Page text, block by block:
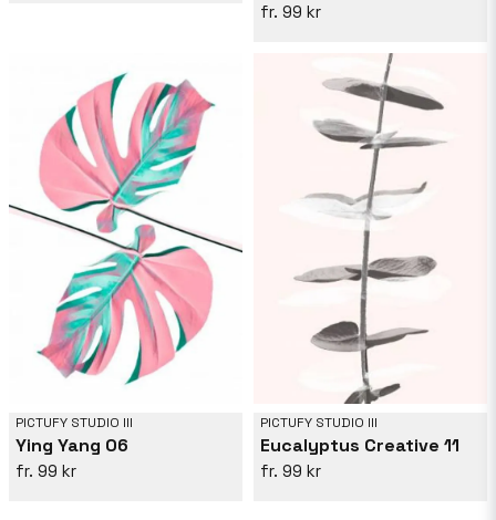
99 kr
PICTUFY STUDIO III
Ying Yang 06
99 kr
PICTUFY STUDIO III
Eucalyptus Creative 11
99 kr